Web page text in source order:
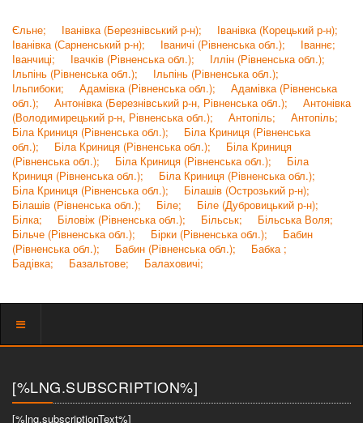
Єльне; Іванівка (Березнівський р-н);
Іванівка (Корецький р-н);
Іванівка (Сарненський р-н);
Іваничі (Рівненська обл.);
Іваннє;
Іванчиці;
Івачків (Рівненська обл.);
Іллін (Рівненська обл.);
Ільпінь (Рівненська обл.);
Ільпінь (Рівненська обл.);
Ільпибоки;
Адамівка (Рівненська обл.);
Адамівка (Рівненська
обл.);
Антонівка (Березнівський р-н, Рівненська обл.);
Антонівка
(Володимирецький р-н, Рівненська обл.);
Антопіль;
Антопіль;
Біла Криниця (Рівненська обл.);
Біла Криниця (Рівненська
обл.);
Біла Криниця (Рівненська обл.);
Біла Криниця
(Рівненська обл.);
Біла Криниця (Рівненська обл.);
Біла
Криниця (Рівненська обл.);
Біла Криниця (Рівненська обл.);
Біла Криниця (Рівненська обл.);
Білашів (Острозький р-н);
Білашів (Рівненська обл.);
Біле;
Біле (Дубровицький р-н);
Білка;
Біловіж (Рівненська обл.); Більськ;
Більська Воля;
Більче (Рівненська обл.);
Бірки (Рівненська обл.);
Бабин
(Рівненська обл.);
Бабин (Рівненська обл.);
Бабка ;
Бадівка;
Базальтове; Балаховичі;
Показать
[%LNG.SUBSCRIPTION%]
[%lng.subscriptionText%]